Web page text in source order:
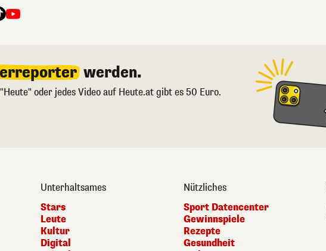
werden.
oder jedes Video auf Heute.at gibt es 50 Euro.
Unterhaltsames
Stars
Leute
Kultur
Digital
Nützliches
Sport Datencenter
Gewinnspiele
Rezepte
Gesundheit